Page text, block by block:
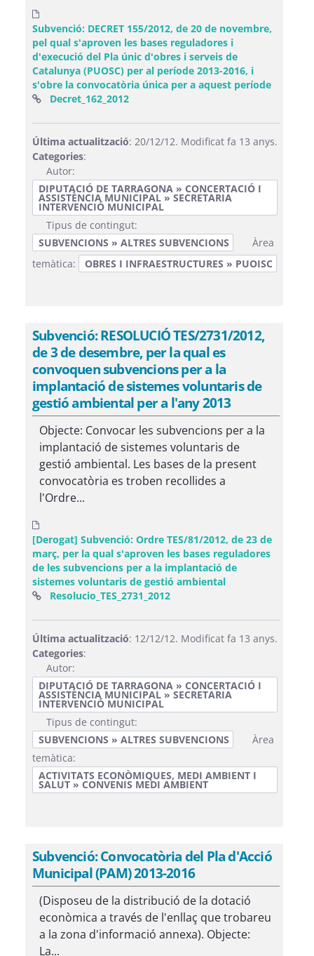
Subvenció: DECRET 155/2012, de 20 de novembre,
pel qual s'aproven les bases reguladores i
d'execució del Pla únic d'obres i serveis de
Catalunya (PUOSC) per al període 2013-2016, i
s'obre la convocatòria única per a aquest període
Decret_162_2012(Obre una finestra nova)
Última actualització: 20/12/12. Modificat fa 13 anys.
Categories:
Autor:
DIPUTACIÓ DE TARRAGONA » CONCERTACIÓ I
ASSISTÈNCIA MUNICIPAL » SECRETARIA
INTERVENCIÓ MUNICIPAL
Tipus de contingut:
SUBVENCIONS » ALTRES SUBVENCIONS
Àrea
temàtica:
OBRES I INFRAESTRUCTURES » PUOISC
Subvenció: RESOLUCIÓ TES/2731/2012,
de 3 de desembre, per la qual es
convoquen subvencions per a la
implantació de sistemes voluntaris de
gestió ambiental per a l'any 2013
Objecte: Convocar les subvencions per a la
implantació de sistemes voluntaris de
gestió ambiental. Les bases de la present
convocatòria es troben recollides a
l'Ordre...
[Derogat] Subvenció: Ordre TES/81/2012, de 23 de
març, per la qual s'aproven les bases reguladores
de les subvencions per a la implantació de
sistemes voluntaris de gestió ambiental
Resolucio_TES_2731_2012(Obre una finestra nova)
Última actualització: 12/12/12. Modificat fa 13 anys.
Categories:
Autor:
DIPUTACIÓ DE TARRAGONA » CONCERTACIÓ I
ASSISTÈNCIA MUNICIPAL » SECRETARIA
INTERVENCIÓ MUNICIPAL
Tipus de contingut:
SUBVENCIONS » ALTRES SUBVENCIONS
Àrea
temàtica:
ACTIVITATS ECONÒMIQUES, MEDI AMBIENT I
SALUT » CONVENIS MEDI AMBIENT
Subvenció: Convocatòria del Pla d'Acció
Municipal (PAM) 2013-2016
(Disposeu de la distribució de la dotació
econòmica a través de l'enllaç que trobareu
a la zona d'informació annexa). Objecte:
La...